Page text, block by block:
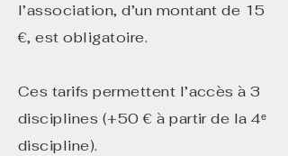
l’association, d’un montant de 15
€, est obligatoire.
Ces tarifs permettent l’accès à 3
disciplines (+50 € à partir de la 4ᵉ
discipline).​